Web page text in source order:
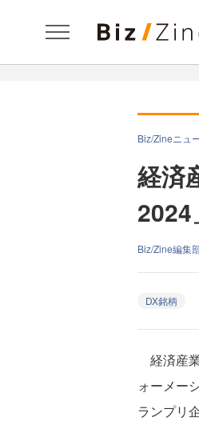
Biz/Zineニュ
経済
Biz/Zine編集
DX銘柄
経済産
ォーメー
ランプリ